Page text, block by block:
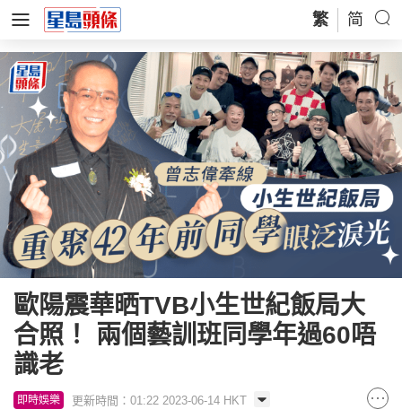
繁 简
歐陽震華晒TVB小生世紀飯局大
合照！ 兩個藝訓班同學年過60唔
識老
即時娛樂 更新時間：01:22 2023-06-14 HKT